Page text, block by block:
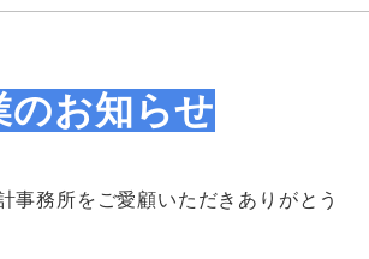
針
のお知らせ
事務所をご愛顧いただきありがとう